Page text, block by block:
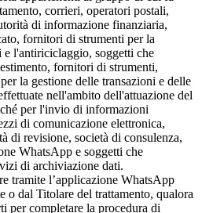
corrieri, operatori postali,
di informazione finanziaria,
fornitori di strumenti per la
l'antiriciclaggio, soggetti che
fornitori di strumenti,
la gestione delle transazioni e delle
nell'ambito dell'attuazione del
per l'invio di informazioni
di comunicazione elettronica,
di revisione, società di consulenza,
WhatsApp e soggetti che
di archiviazione dati.
tramite l’applicazione WhatsApp
o dal Titolare del trattamento, qualora
per completare la procedura di